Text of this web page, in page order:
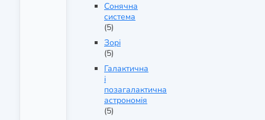
Сонячна
система
(5)
Зорі
(5)
Галактична
і
позагалактична
астрономія
(5)